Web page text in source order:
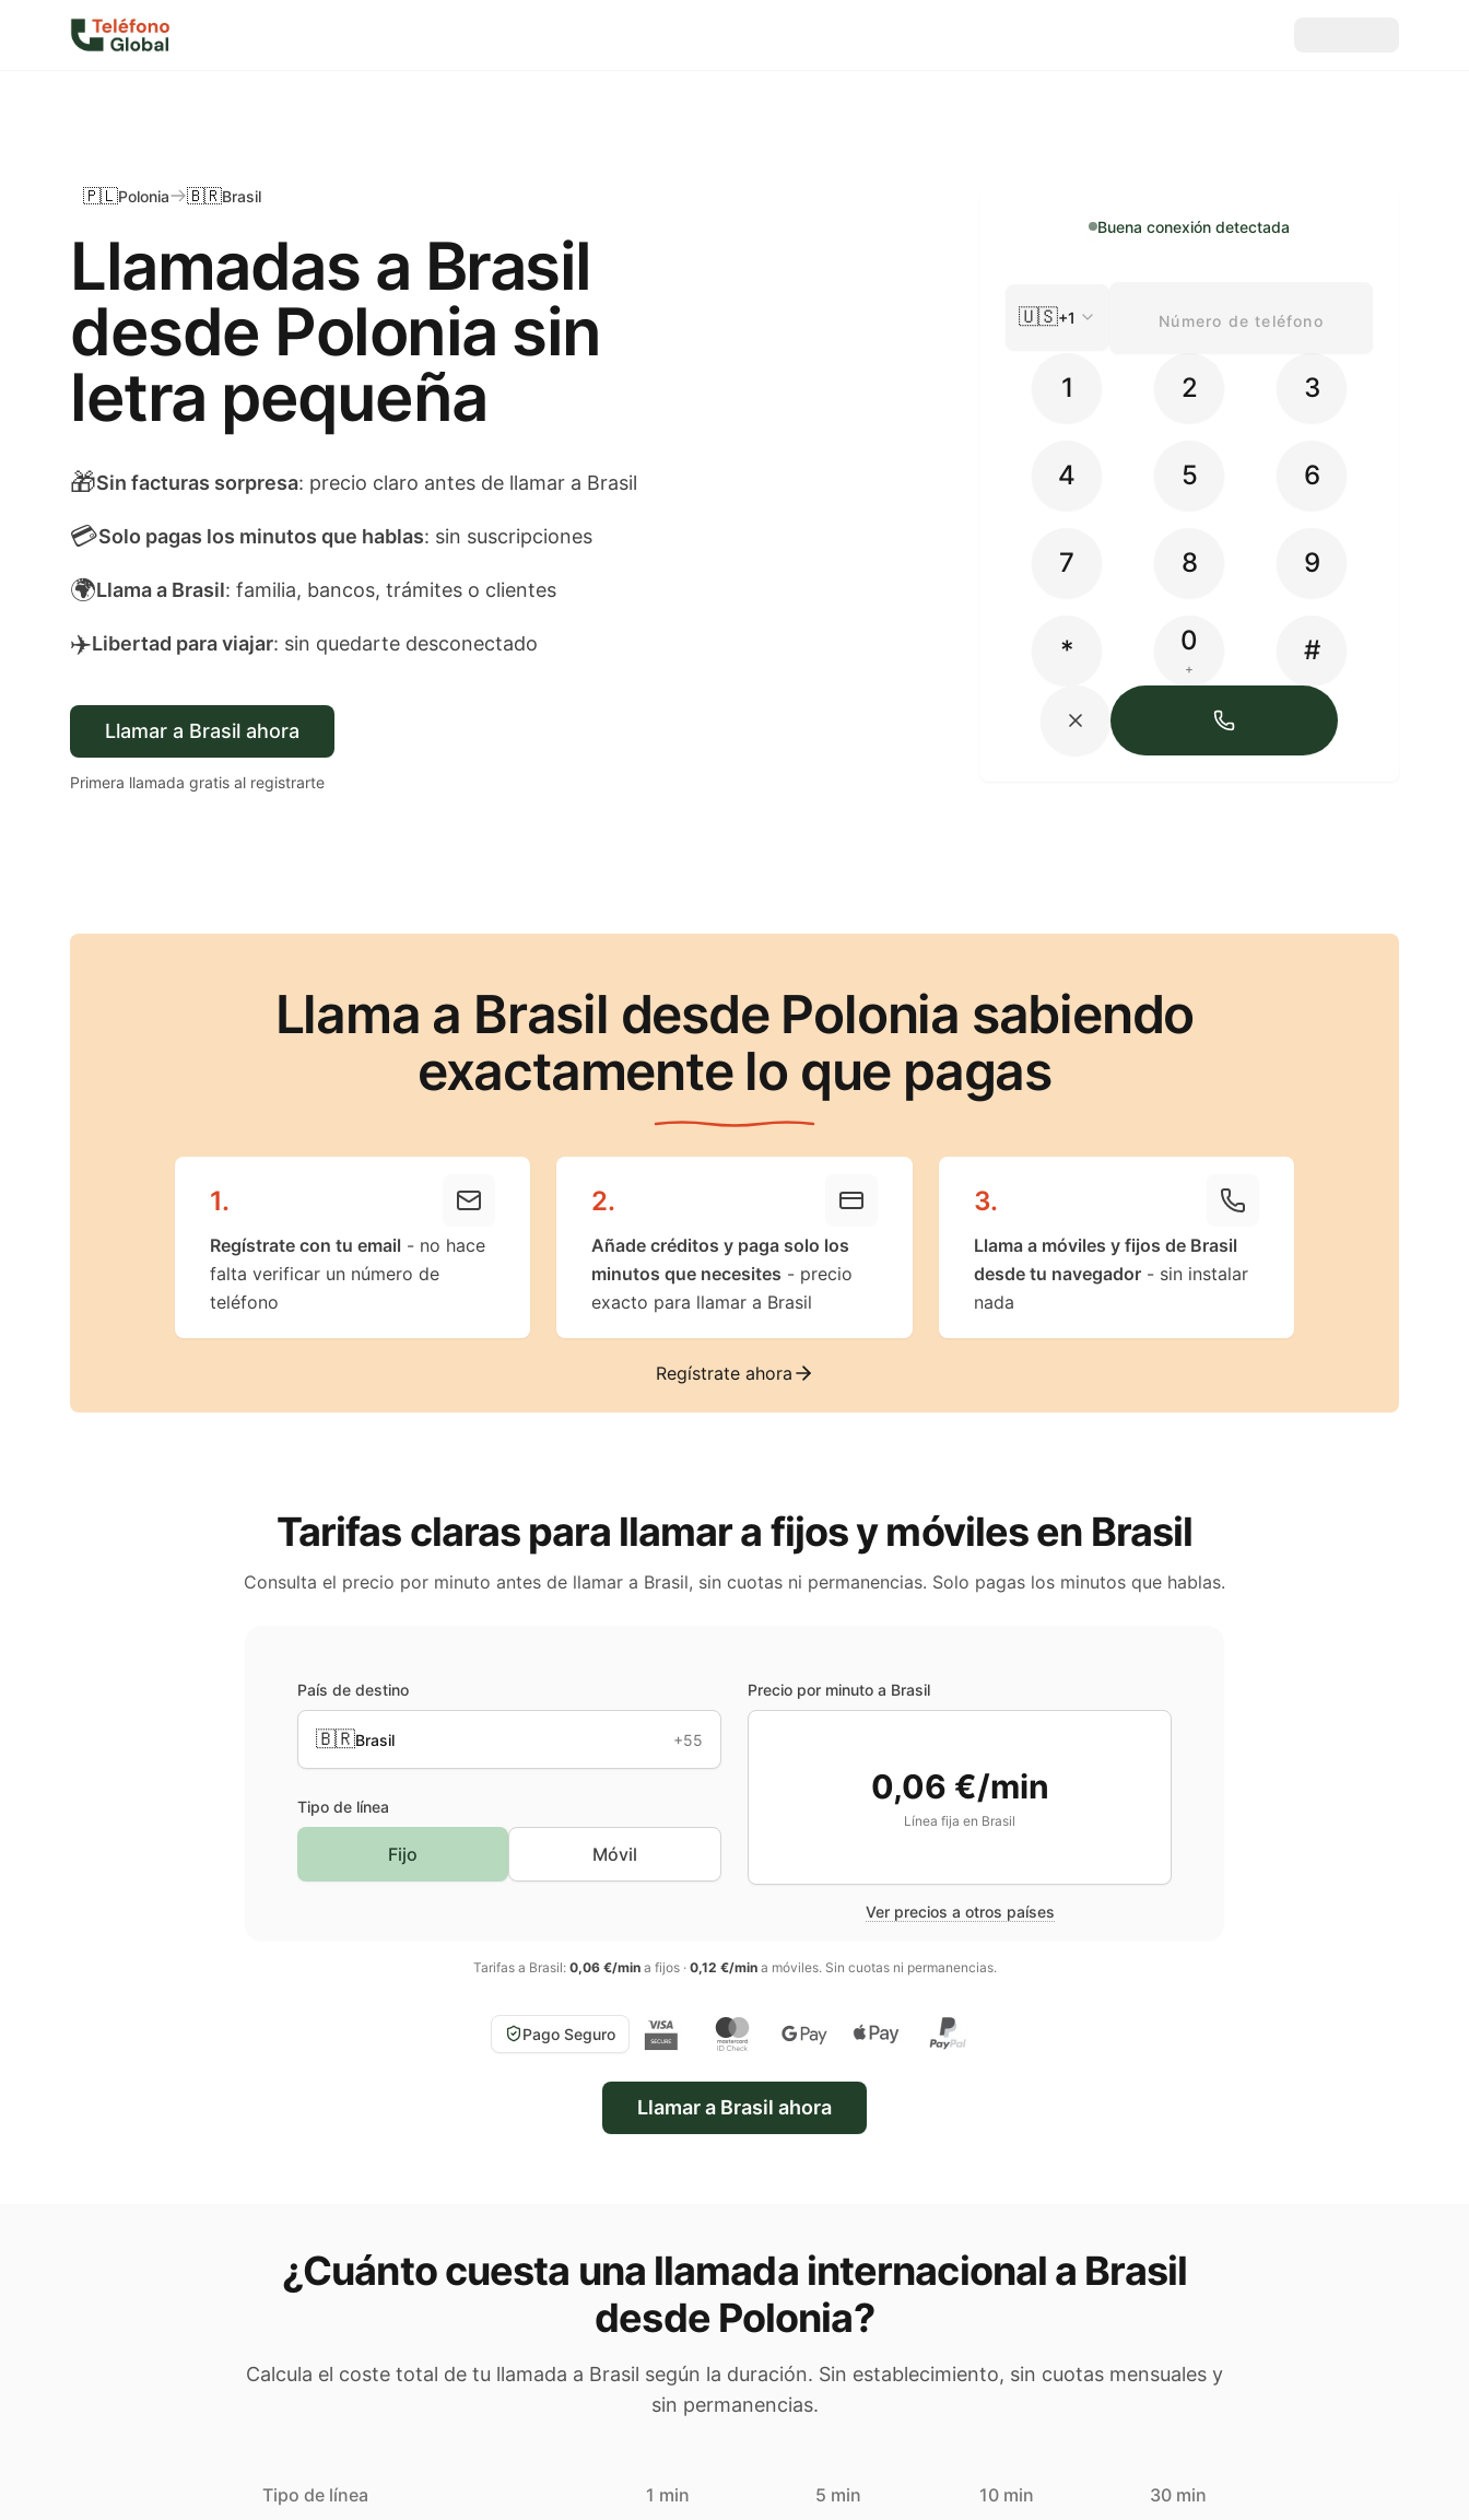
Llamadas a Brasil
desde Polonia sin
letra pequeña
🇵🇱Polonia 🇧🇷Brasil
🎁Sin facturas sorpresa: precio claro antes de llamar a Brasil
💳Solo pagas los minutos que hablas: sin suscripciones
🌍Llama a Brasil: familia, bancos, trámites o clientes
✈️Libertad para viajar: sin quedarte desconectado
Llamar a Brasil ahora
Primera llamada gratis al registrarte
Buena conexión detectada
🇺🇸+1
1 2 3
4 5 6
7 8 9
* 0
+
#
Llama a Brasil desde Polonia sabiendo
exactamente lo que pagas
1.
Regístrate con tu email - no hace
falta verificar un número de
teléfono
2.
Añade créditos y paga solo los
minutos que necesites - precio
exacto para llamar a Brasil
3.
Llama a móviles y fijos de Brasil
desde tu navegador- sin instalar
nada
Regístrate ahora
Tarifas claras para llamar a fijos y móviles en Brasil
Consulta el precio por minuto antes de llamar a Brasil, sin cuotas ni permanencias. Solo pagas los minutos que hablas.
País de destino
🇧🇷Brasil +55
Tipo de línea
Fijo Móvil
Precio por minuto a Brasil
0,06 €/min
Línea fija en Brasil
Ver precios a otros países
Tarifas a Brasil: 0,06 €/mina fijos· 0,12 €/mina móviles. Sin cuotas ni permanencias.
Pago Seguro
Llamar a Brasil ahora
¿Cuánto cuesta una llamada internacional a Brasil
desde Polonia?
Calcula el coste total de tu llamada a Brasil según la duración. Sin establecimiento, sin cuotas mensuales y
sin permanencias.
Tipo de línea 1 min 5 min 10 min 30 min